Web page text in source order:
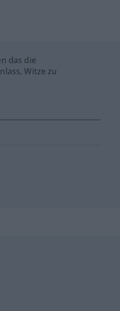
das die
Witze zu